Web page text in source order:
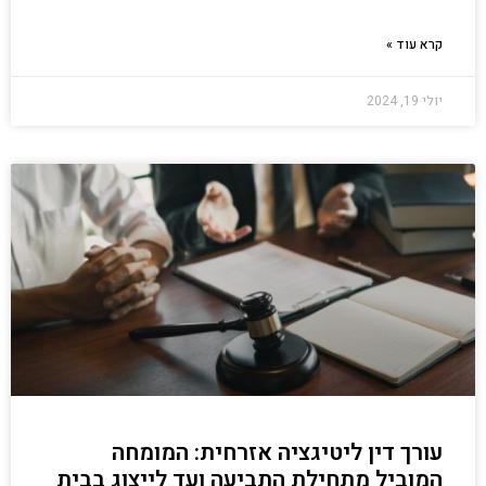
קרא עוד »
יולי 19, 2024
עורך דין ליטיגציה אזרחית: המומחה